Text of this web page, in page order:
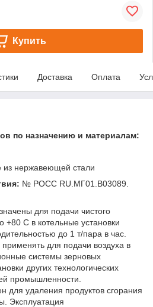
Купить
Доставка Оплата
по назначению и материалам:
из нержавеющей стали
№ РОСС RU.МГ01.В03089.
для подачи чистого
+80 С в котельные установки
до 1 т/пара в час.
для подачи воздуха в
системы зерновых
других технологических
промышленности.
для удаления продуктов сгорания
Эксплуатация